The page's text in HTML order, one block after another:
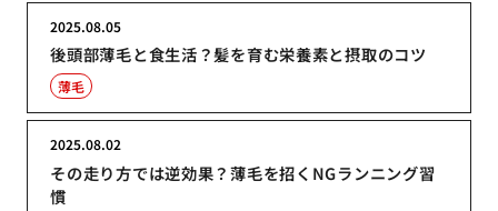
後頭部薄毛と食生活？髪を育む栄養素と摂取のコツ
2025.08.05
薄毛
その走り方では逆効果？薄毛を招くNGランニング習
慣
2025.08.02